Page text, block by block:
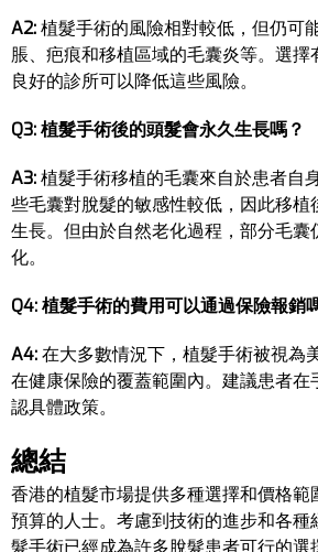
A2:植髮手術的風險相對較低，但仍可
脹、疤痕和移植區域的毛囊炎等。選
良好的診所可以降低這些風險。
Q3: 植髮手術後的頭髮會永久生長嗎？
A3:植髮手術移植的毛囊來自於患者自
些毛囊對脫髮的敏感性較低，因此移植
生長。但由於自然老化過程，部分毛囊
化。
Q4: 植髮手術的費用可以通過保險報銷
A4:在大多數情況下，植髮手術被視為
在健康保險的覆蓋範圍內。建議患者在
認具體政策。
總結
香港的植髮市場提供多種選擇和價格範
預算的人士。考慮到技術的進步和各種
髮手術已經成為許多脫髮患者可行的選